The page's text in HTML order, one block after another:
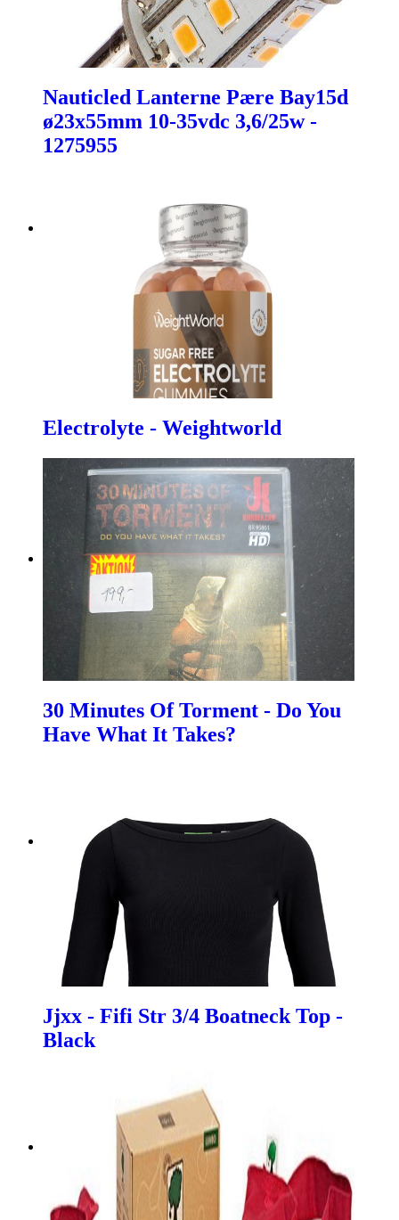
Nauticled Lanterne Pære Bay15d
ø23x55mm 10-35vdc 3,6/25w -
1275955
Electrolyte - Weightworld
30 Minutes Of Torment - Do You
Have What It Takes?
Jjxx - Fifi Str 3/4 Boatneck Top -
Black